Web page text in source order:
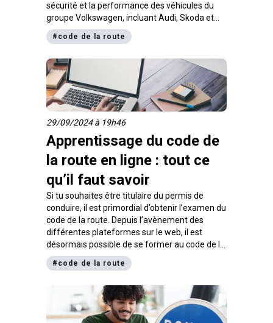
sécurité et la performance des véhicules du
groupe Volkswagen, incluant Audi, Skoda et
Seat. Lorsqu’il s’allume sur le tableau de bord, il
peut signaler diverses défaillances, allant du
direction. Comprendre son fonctionnement et
ses implications peut éviter des réparations
coûteuses et même des accidents. Dans cet
article, découvrez ce qu’est le voyant EPC,
de son allumage et les conseils à suivre pour
rester en sécurité au volant.
# code de la route
29/09/2024 à 19h46
Apprentissage du code de
la route en ligne : tout ce
qu’il faut savoir
Si tu souhaites être titulaire du permis de
conduire, il est primordial d’obtenir l’examen du
code de la route. Depuis l’avènement des
différentes plateformes sur le web, il est
désormais possible de se former au code de la
route en ligne.Est-ce la bonne solution pour toi
? digiSchool t’explique tout !
# code de la route